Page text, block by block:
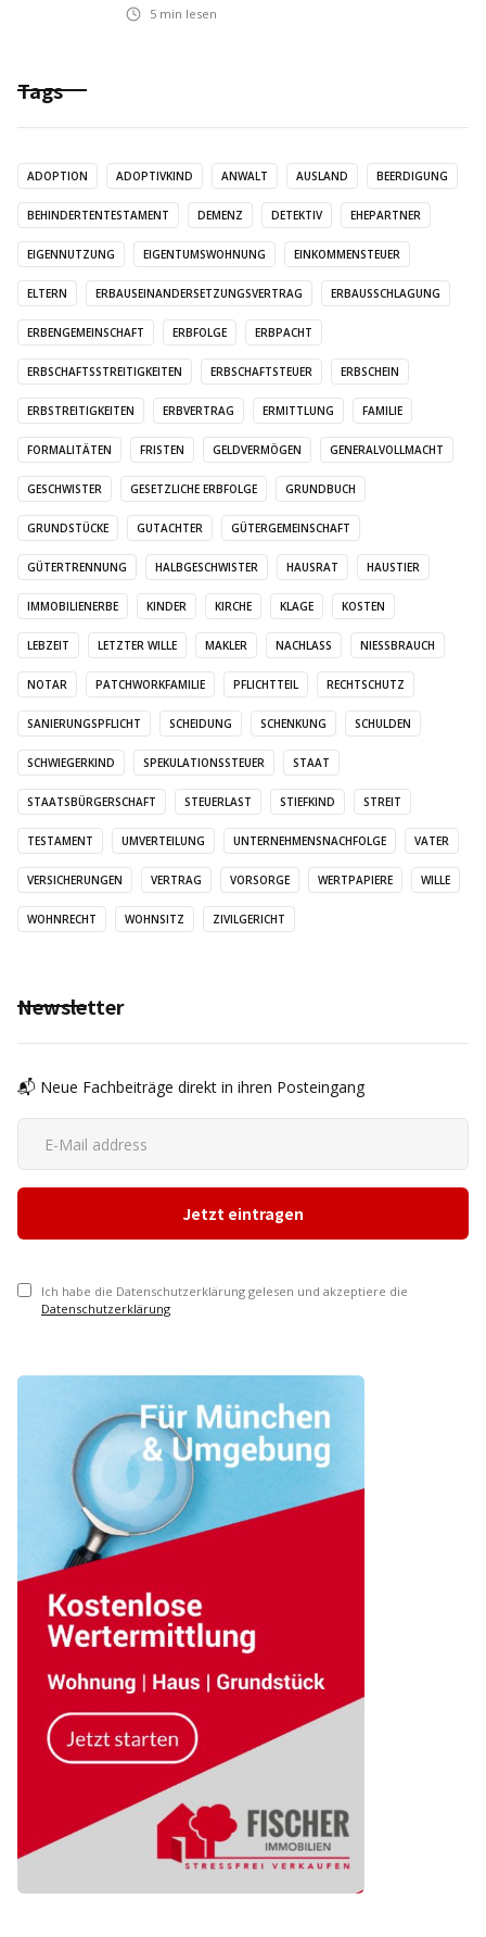
5 min lesen
Tags
ADOPTION ADOPTIVKIND ANWALT AUSLAND BEERDIGUNG
BEHINDERTENTESTAMENT DEMENZ DETEKTIV EHEPARTNER
EIGENNUTZUNG EIGENTUMSWOHNUNG EINKOMMENSTEUER
ELTERN ERBAUSEINANDERSETZUNGSVERTRAG ERBAUSSCHLAGUNG
ERBENGEMEINSCHAFT ERBFOLGE ERBPACHT
ERBSCHAFTSSTREITIGKEITEN ERBSCHAFTSTEUER ERBSCHEIN
ERBSTREITIGKEITEN ERBVERTRAG ERMITTLUNG FAMILIE
FORMALITÄTEN FRISTEN GELDVERMÖGEN GENERALVOLLMACHT
GESCHWISTER GESETZLICHE ERBFOLGE GRUNDBUCH
GRUNDSTÜCKE GUTACHTER GÜTERGEMEINSCHAFT
GÜTERTRENNUNG HALBGESCHWISTER HAUSRAT HAUSTIER
IMMOBILIENERBE KINDER KIRCHE KLAGE KOSTEN
LEBZEIT LETZTER WILLE MAKLER NACHLASS NIESSBRAUCH
NOTAR PATCHWORKFAMILIE PFLICHTTEIL RECHTSCHUTZ
SANIERUNGSPFLICHT SCHEIDUNG SCHENKUNG SCHULDEN
SCHWIEGERKIND SPEKULATIONSSTEUER STAAT
STAATSBÜRGERSCHAFT STEUERLAST STIEFKIND STREIT
TESTAMENT UMVERTEILUNG UNTERNEHMENSNACHFOLGE VATER
VERSICHERUNGEN VERTRAG VORSORGE WERTPAPIERE WILLE
WOHNRECHT WOHNSITZ ZIVILGERICHT
Newsletter
📬 Neue Fachbeiträge direkt in ihren Posteingang
Ich habe die Datenschutzerklärung gelesen und akzeptiere die
Datenschutzerklärung